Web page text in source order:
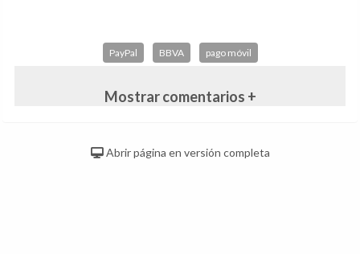
PayPal BBVA pago móvil
Mostrar comentarios +
Abrir página en versión completa